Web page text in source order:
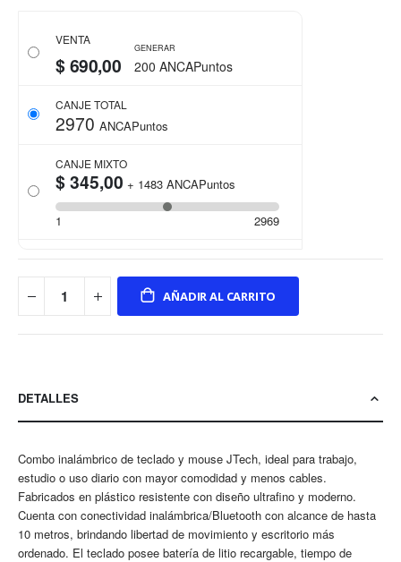
VENTA
$ 690,00
GENERAR
200 ANCAPuntos
CANJE TOTAL
2970ANCAPuntos
CANJE MIXTO
$ 345,00 + 1483 ANCAPuntos
1 2969
AÑADIR AL CARRITO
DETALLES
Combo inalámbrico de teclado y mouse JTech, ideal para trabajo,
estudio o uso diario con mayor comodidad y menos cables.
Fabricados en plástico resistente con diseño ultrafino y moderno.
Cuenta con conectividad inalámbrica/Bluetooth con alcance de hasta
10 metros, brindando libertad de movimiento y escritorio más
ordenado. El teclado posee batería de litio recargable, tiempo de